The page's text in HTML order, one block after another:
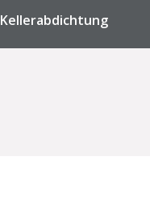
Kellerabdichtung